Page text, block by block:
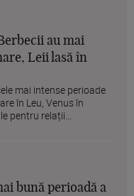
au mai
Leii lasă în
mai intense perioade
în Leu, Venus în
pentru relații...
bună perioadă a